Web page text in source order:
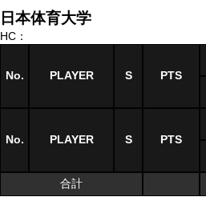
日本体育大学
HC：
No. PLAYER S PTS
No. PLAYER S PTS
合計